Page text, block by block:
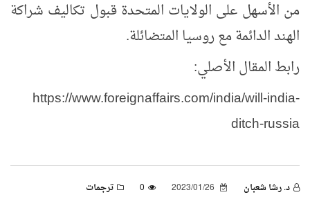
من الأسهل على الولايات المتحدة قبول تكاليف شراكة
الهند الدائمة مع روسيا المتضائلة.
رابط المقال الأصلي:
https://www.foreignaffairs.com/india/will-india-
ditch-russia
د. رشا شعبان 0
ترجمات